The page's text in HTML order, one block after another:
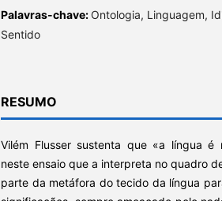
Palavras-chave: Ontologia, Linguagem,
Sentido
RESUMO
Vilém Flusser sustenta que «a língua é
neste ensaio que a interpreta no quadro
parte da metáfora do tecido da língua